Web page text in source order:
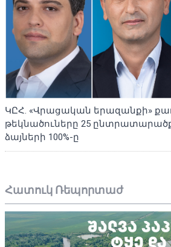
ԿԸՀ. «Վրացական երազանքի»
թեկնածուները 25
ձայների 100%-ը
Հատուկ Ռեպորտաժ